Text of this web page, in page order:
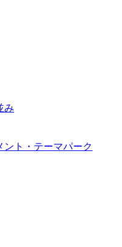
み
ト・テーマパーク